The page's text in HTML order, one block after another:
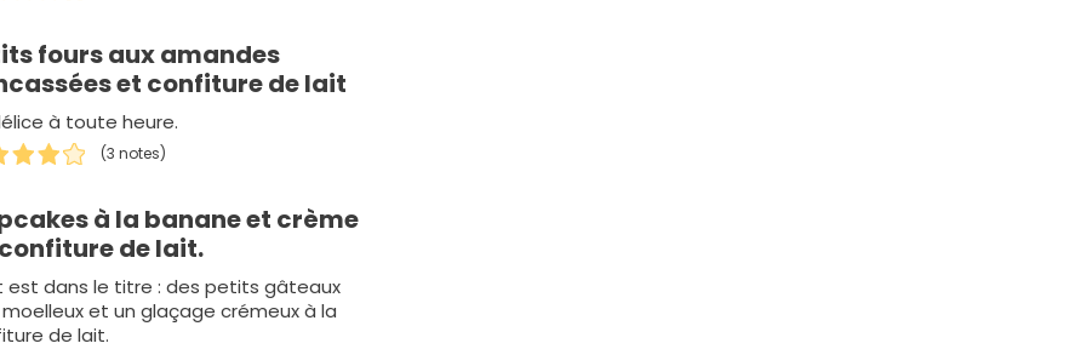
fours aux amandes
et confiture de lait
à toute heure.
(3 notes)
à la banane et crème
de lait.
est dans le titre : des petits gâteaux
et un glaçage crémeux à la
de lait.